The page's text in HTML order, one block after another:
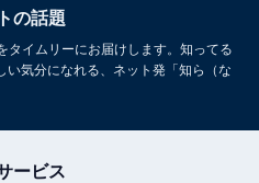
の話題
タイムリーにお届けします。知ってる
気分になれる、ネット発「知ら（な
ービス